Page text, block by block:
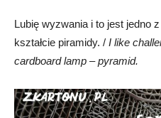
Lubię wyzwania i to jest jedno
kształcie piramidy. / I like
cardboard lamp – pyramid.